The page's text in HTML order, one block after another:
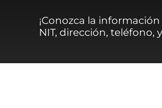
¡Conozca la
NIT, dirección, teléfono,